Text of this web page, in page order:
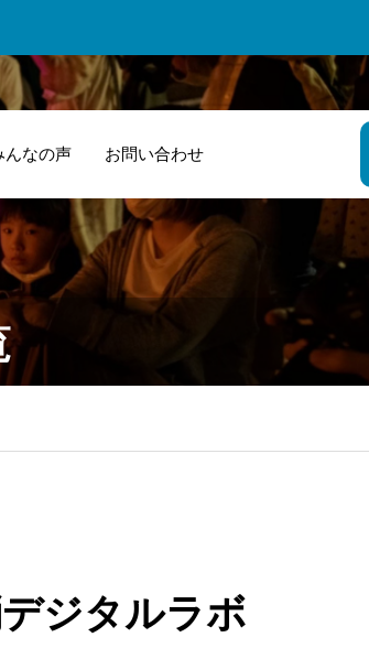
んなの声 お問い合わせ
出会いの場を作っ
ジタルラボ